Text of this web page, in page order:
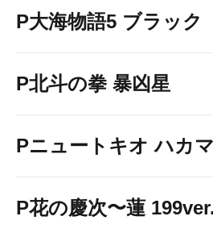
P大海物語5 ブラック
P北斗の拳 暴凶星
Pニュートキオ ハカ
P花の慶次〜蓮 199ver.